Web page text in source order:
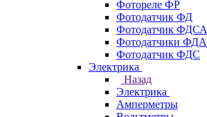
Фотореле ФР
Фотодатчик ФД
Фотодатчик ФДСА
Фотодатчики ФДА
Фотодатчик ФДС
Электрика
Назад
Электрика
Амперметры